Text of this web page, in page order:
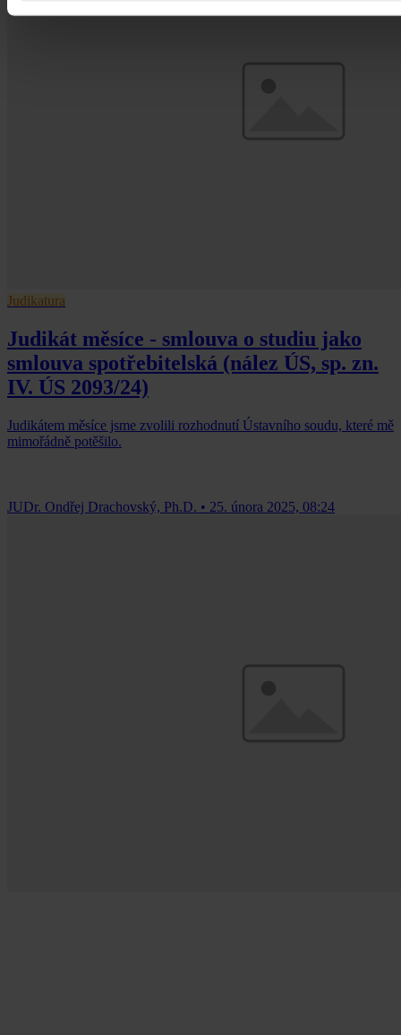
Judikatura
Judikát měsíce - smlouva o studiu jako
smlouva spotřebitelská (nález ÚS, sp. zn.
IV. ÚS 2093/24)
Judikátem měsíce jsme zvolili rozhodnutí Ústavního soudu, které mě
mimořádně potěšilo.
JUDr. Ondřej Drachovský, Ph.D. • 25. února 2025, 08:24